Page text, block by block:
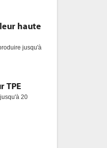
haute
jusqu'à
TPE
20